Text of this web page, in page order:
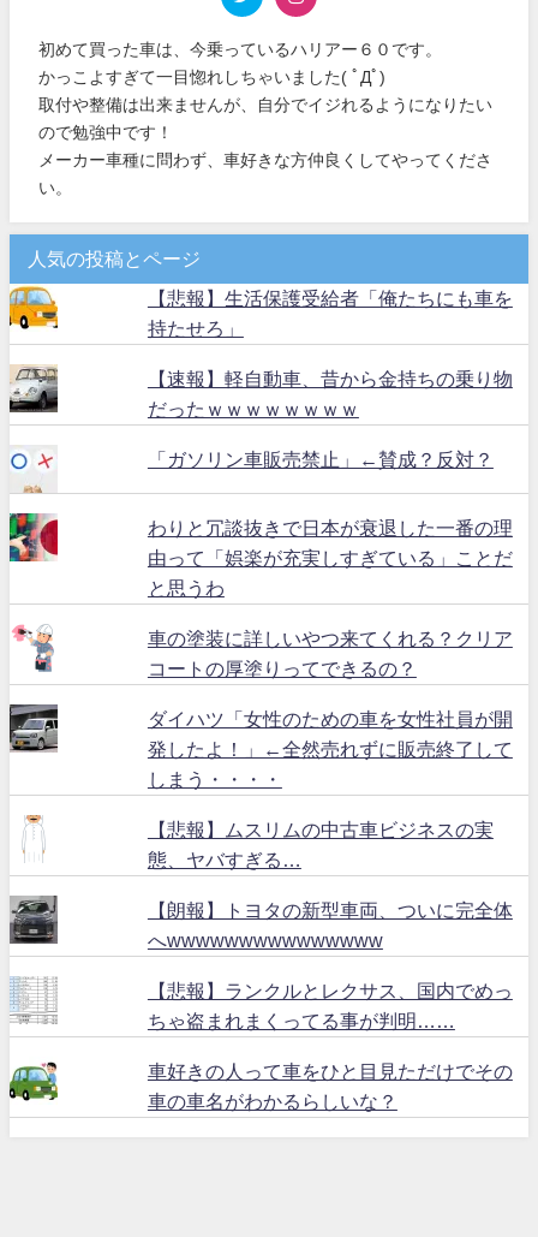
初めて買った車は、今乗っているハリアー６０です。
かっこよすぎて一目惚れしちゃいました( ﾟДﾟ)
取付や整備は出来ませんが、自分でイジれるようになりたい
ので勉強中です！
メーカー車種に問わず、車好きな方仲良くしてやってくださ
い。
人気の投稿とページ
【悲報】生活保護受給者「俺たちにも車を
持たせろ」
【速報】軽自動車、昔から金持ちの乗り物
だったｗｗｗｗｗｗｗｗ
「ガソリン車販売禁止」←賛成？反対？
わりと冗談抜きで日本が衰退した一番の理
由って「娯楽が充実しすぎている」ことだ
と思うわ
車の塗装に詳しいやつ来てくれる？クリア
コートの厚塗りってできるの？
ダイハツ「女性のための車を女性社員が開
発したよ！」←全然売れずに販売終了して
しまう・・・・
【悲報】ムスリムの中古車ビジネスの実
態、ヤバすぎる…
【朗報】トヨタの新型車両、ついに完全体
へwwwwwwwwwwwwwww
【悲報】ランクルとレクサス、国内でめっ
ちゃ盗まれまくってる事が判明……
車好きの人って車をひと目見ただけでその
車の車名がわかるらしいな？